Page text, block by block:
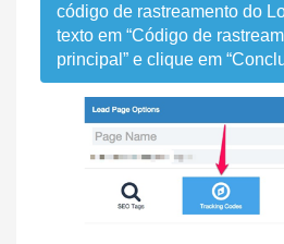
código de rastreamento do
texto em “Código de
principal” e clique em